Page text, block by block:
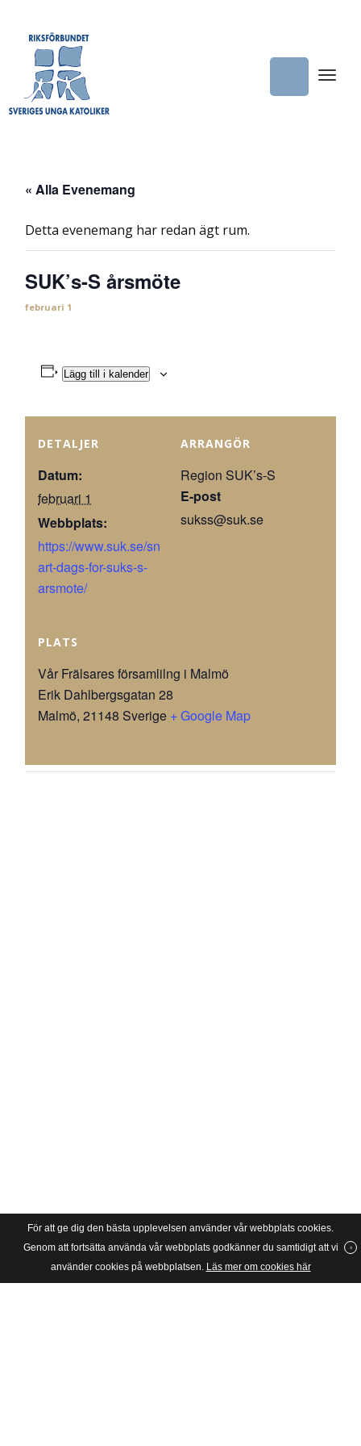
För att ge dig den bästa upplevelsen använder vår webbplats cookies.
Genom att fortsätta använda vår webbplats godkänner du samtidigt att vi
använder cookies på webbplatsen. Läs mer om cookies här
« Alla Evenemang
Detta evenemang har redan ägt rum.
SUK’s-S årsmöte
februari 1
Lägg till i kalender
DETALJER
Datum:
februari 1
Webbplats:
https://www.suk.se/sn
art-dags-for-suks-s-
arsmote/
PLATS
Vår Frälsares församlilng i Malmö
Erik Dahlbergsgatan 28
Malmö, 21148 Sverige + Google Map
ARRANGÖR
Region SUK’s-S
E-post
sukss@suk.se